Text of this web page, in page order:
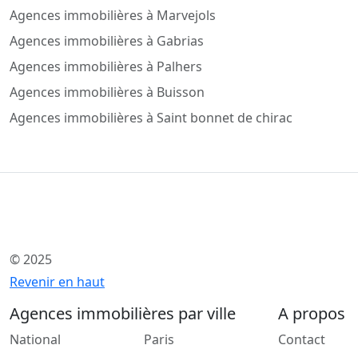
Agences immobilières à Marvejols
Agences immobilières à Gabrias
Agences immobilières à Palhers
Agences immobilières à Buisson
Agences immobilières à Saint bonnet de chirac
© 2025
Revenir en haut
Agences immobilières par ville
National Paris
A propos
Contact